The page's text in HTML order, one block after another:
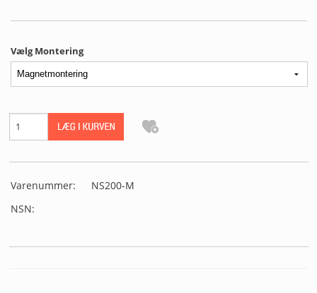
Vælg Montering
Varenummer:
NS200-M
NSN: